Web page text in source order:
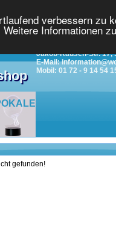
verbessern zu
Informationen
Jakob-Rausch-Str. 17,
E-Mail:
Mobil: 01 72 - 9 14 54
gefunden!